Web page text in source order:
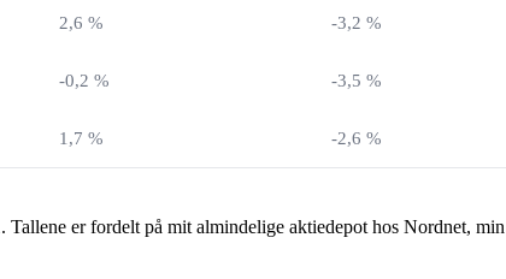
2,6 % -3,2 %
-0,2 % -3,5 %
1,7 % -2,6 %
er fordelt på mit almindelige aktiedepot hos Nordnet, min